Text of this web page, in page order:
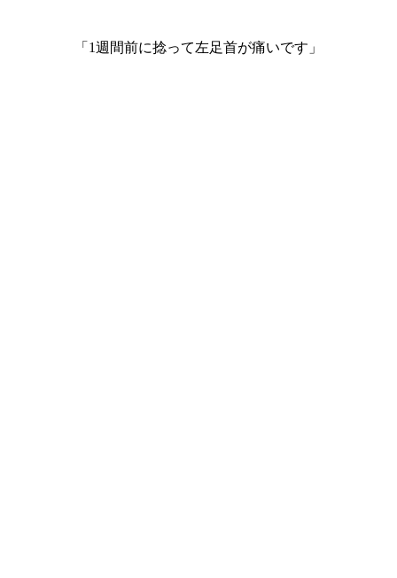
「1週間前に捻って左足首が痛いです」